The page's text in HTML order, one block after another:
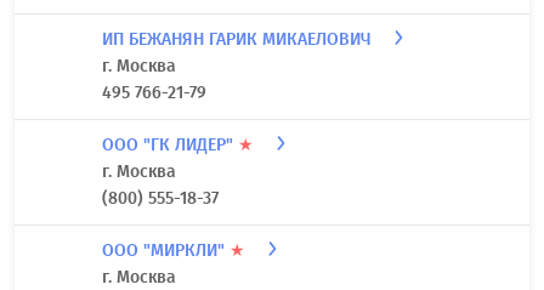
ИП БЕЖАНЯН ГАРИК МИКАЕЛОВИЧ
г. Москва
495 766-21-79
ООО "ГК ЛИДЕР" ★
г. Москва
(800) 555-18-37
ООО "МИРКЛИ" ★
г. Москва